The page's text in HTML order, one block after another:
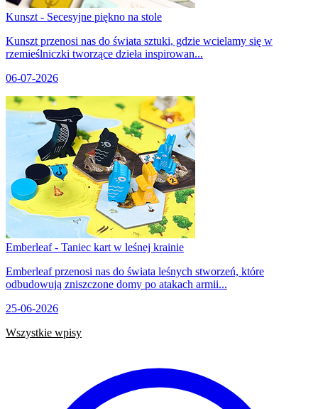
Kunszt - Secesyjne piękno na stole
Kunszt przenosi nas do świata sztuki, gdzie wcielamy się w
rzemieślniczki tworzące dzieła inspirowan...
06-07-2026
Emberleaf - Taniec kart w leśnej krainie
Emberleaf przenosi nas do świata leśnych stworzeń, które
odbudowują zniszczone domy po atakach armii...
25-06-2026
Wszystkie wpisy